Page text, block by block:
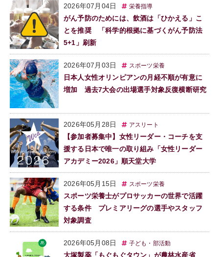
2026年07月04日 栄養指導
がん予防のためには、飲酒は「ひかえる」こ
とを推奨 「科学的根拠に基づくがん予防法
5+1」刷新
2026年07月03日 スポーツ栄養
日本人女性オリンピアンの月経不順が有意に
増加 過去7大会の出場選手対象反復横断研究
2026年05月28日 アスリート
【参加者募集中】女性リーダー・コーチを支
援する日本で唯一の取り組み「女性リーダー
アカデミー2026」順天堂大学
2026年05月15日 スポーツ栄養
スポーツ栄養士がプロサッカーの世界で活躍
する条件 プレミアリーグの選手やスタッフ
対象調査
2026年05月08日 子ども・部活動
大塚製薬「もぐもぐタウン」が農林水産省